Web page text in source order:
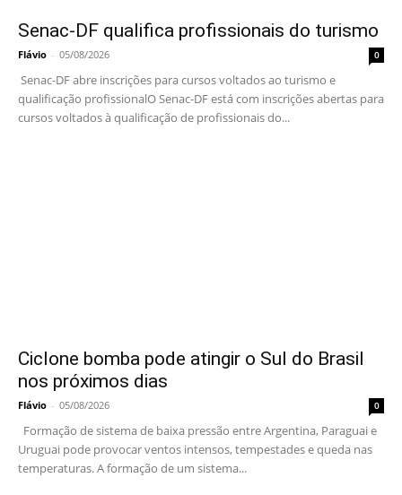
Senac-DF qualifica profissionais do turismo
Flávio - 05/08/2026 0
Senac-DF abre inscrições para cursos voltados ao turismo e
qualificação profissionalO Senac-DF está com inscrições abertas para
cursos voltados à qualificação de profissionais do...
Ciclone bomba pode atingir o Sul do Brasil
nos próximos dias
Flávio - 05/08/2026 0
Formação de sistema de baixa pressão entre Argentina, Paraguai e
Uruguai pode provocar ventos intensos, tempestades e queda nas
temperaturas. A formação de um sistema...